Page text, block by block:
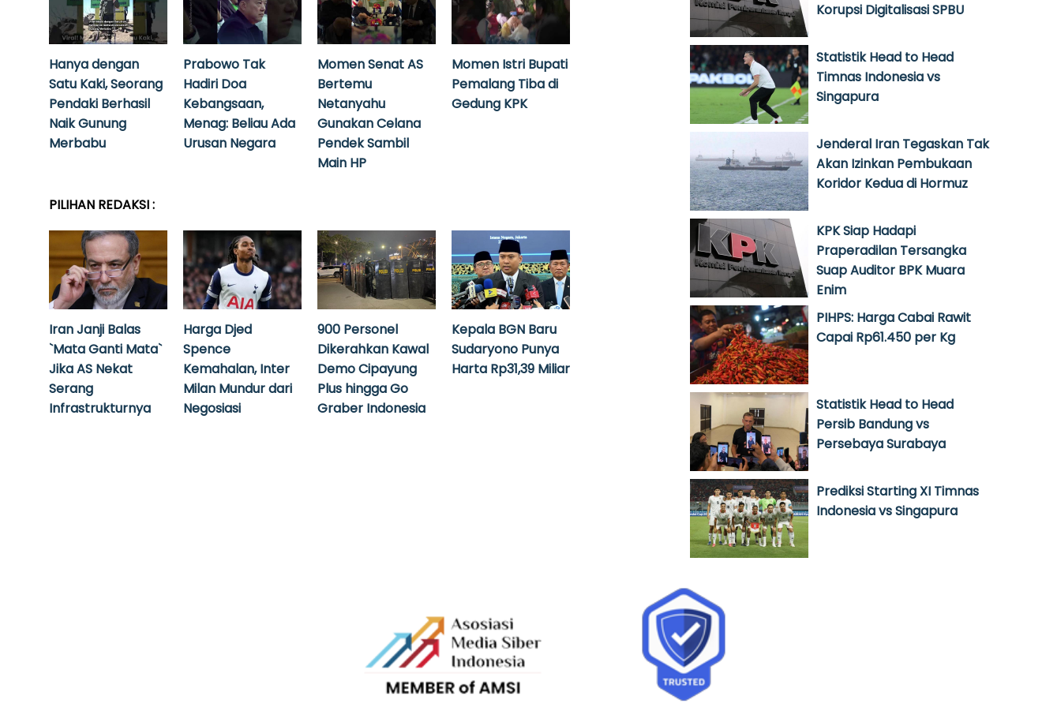
Hanya dengan
Satu Kaki, Seorang
Pendaki Berhasil
Naik Gunung
Merbabu
Prabowo Tak
Hadiri Doa
Kebangsaan,
Menag: Beliau Ada
Urusan Negara
Momen Senat AS
Bertemu
Netanyahu
Gunakan Celana
Pendek Sambil
Main HP
Momen Istri Bupati
Pemalang Tiba di
Gedung KPK
PILIHAN REDAKSI :
Iran Janji Balas
`Mata Ganti Mata`
Jika AS Nekat
Serang
Infrastrukturnya
Harga Djed
Spence
Kemahalan, Inter
Milan Mundur dari
Negosiasi
900 Personel
Dikerahkan Kawal
Demo Cipayung
Plus hingga Go
Graber Indonesia
Kepala BGN Baru
Sudaryono Punya
Harta Rp31,39 Miliar
Korupsi Digitalisasi SPBU
Statistik Head to Head
Timnas Indonesia vs
Singapura
Jenderal Iran Tegaskan Tak
Akan Izinkan Pembukaan
Koridor Kedua di Hormuz
KPK Siap Hadapi
Praperadilan Tersangka
Suap Auditor BPK Muara
Enim
PIHPS: Harga Cabai Rawit
Capai Rp61.450 per Kg
Statistik Head to Head
Persib Bandung vs
Persebaya Surabaya
Prediksi Starting XI Timnas
Indonesia vs Singapura